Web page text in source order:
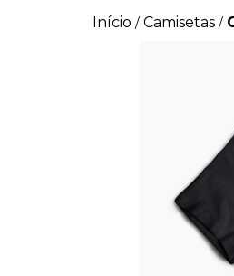
Início / Camisetas /